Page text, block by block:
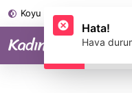
Koyu Mod